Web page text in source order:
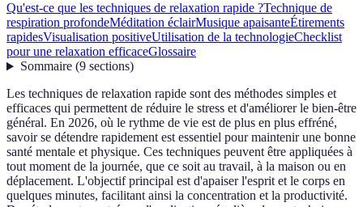
Qu'est-ce que les techniques de relaxation rapide ?Technique de
respiration profondeMéditation éclairMusique apaisanteÉtirements
rapidesVisualisation positiveUtilisation de la technologieChecklist
pour une relaxation efficaceGlossaire
Sommaire(9 sections)
Les techniques de relaxation rapide sont des méthodes simples et
efficaces qui permettent de réduire le stress et d'améliorer le bien-être
général. En 2026, où le rythme de vie est de plus en plus effréné,
savoir se détendre rapidement est essentiel pour maintenir une bonne
santé mentale et physique. Ces techniques peuvent être appliquées à
tout moment de la journée, que ce soit au travail, à la maison ou en
déplacement. L'objectif principal est d'apaiser l'esprit et le corps en
quelques minutes, facilitant ainsi la concentration et la productivité.